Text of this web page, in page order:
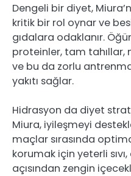
Dengeli bir diyet,
kritik bir rol oynar ve
gıdalara odaklanır.
proteinler, tam tahıllar,
ve bu da zorlu
yakıtı sağlar.
Hidrasyon da diyet
Miura, iyileşmeyi
maçlar sırasında
korumak için yeterli
açısından zengin